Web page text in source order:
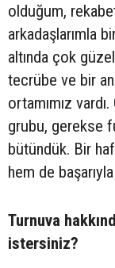
olduğum,
arkadaşlarımla
altında çok
tecrübe ve bir
ortamımız
grubu, gerekse
bütündük. Bir
hem de
Turnuva
istersiniz?